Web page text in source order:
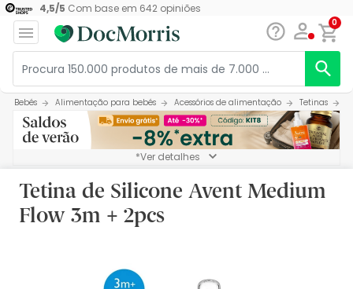
4,5/5 Com base em 642opiniões
0
Bebés Alimentação para bebés Acessórios de alimentação Tetinas
*Ver detalhes
Tetina de Silicone Avent Medium
Flow 3m + 2pcs